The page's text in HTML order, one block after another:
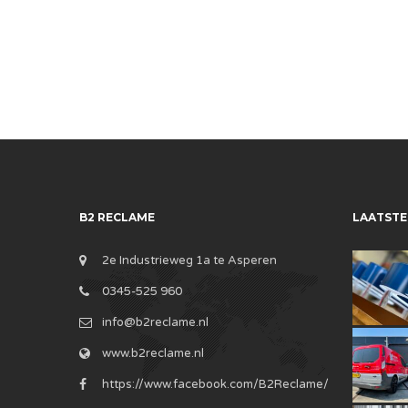
B2 RECLAME
2e Industrieweg 1a te Asperen
0345-525 960
info@b2reclame.nl
www.b2reclame.nl
https://www.facebook.com/B2Reclame/